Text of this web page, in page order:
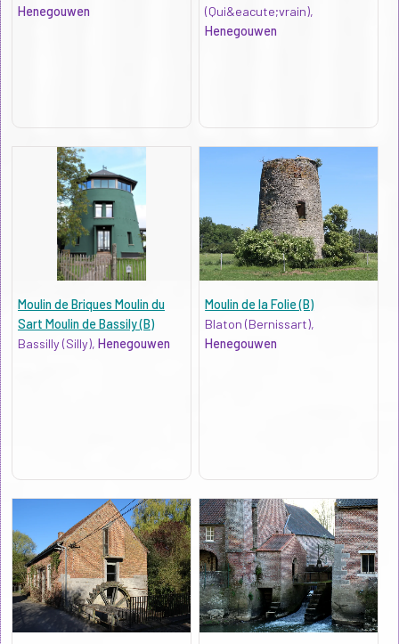
Henegouwen
(Qui&eacute;vrain),
Henegouwen
Moulin de Briques Moulin du
Sart Moulin de Bassily (B)
Bassilly (Silly), Henegouwen
Moulin de la Folie (B)
Blaton (Bernissart),
Henegouwen